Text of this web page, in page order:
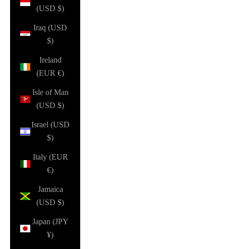
(USD $)
Iraq (USD
$)
Ireland
(EUR €)
Isle of Man
(USD $)
Israel (USD
$)
Italy (EUR
€)
Jamaica
(USD $)
Japan (JPY
¥)